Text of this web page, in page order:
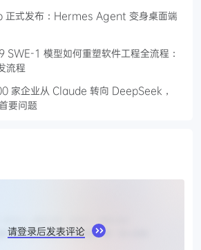
式发布：Hermes Agent 变身桌面端
1 模型如何重塑软件工程全流程：
流程
家企业从 Claude 转向 DeepSeek，
要问题
请登录后发表评论